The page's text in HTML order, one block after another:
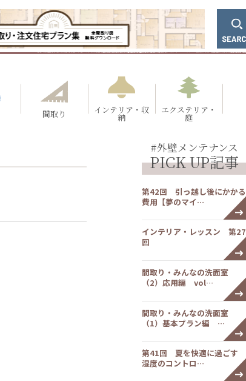
間取り インテリア・収
納
エクステリア・
庭
#外壁メンテナンス
PICK UP記事
第42回 引っ越し後にかかる
費用【夢のマイ…
インテリア・レッスン 第27
回
間取り・みんなの洗面室
（2）応用編 vol…
間取り・みんなの洗面室
（1）基本プラン編 …
第41回 夏を快適に過ごす
湿度のコントロ…